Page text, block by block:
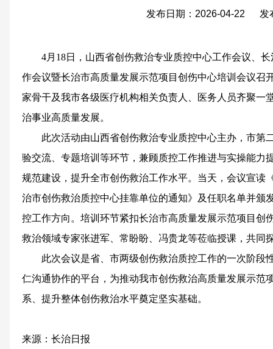
发布日期：2026-04-22 发
4月18日，山西省创伤救治专业质控中心工作会议、
作会议暨长治市高质量发展示范项目创伤中心培训会议召
家骨干及我市各级医疗机构相关负责人、医务人员齐聚一
治事业高质量发展。
此次活动由山西省创伤救治专业质控中心主办，市第
验交流、专题培训等环节，兼顾质控工作推进与实操能力
规范建设，提升全市创伤救治工作水平。当天，会议宣读
治市创伤救治质控中心挂靠单位的通知》及任职名单并颁
控工作方向。培训环节紧扣长治市高质量发展示范项目创
救治领域专家张进军、常盼盼、冯贵龙等莅临授课，共同
此次会议是省、市两级创伤救治质控工作的一次阶段
仁沟通协作的平台，为推动我市创伤救治高质量发展示范
系、提升整体创伤救治水平奠定坚实基础。
来源：长治日报